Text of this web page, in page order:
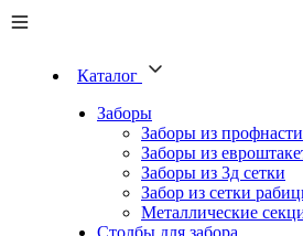
Каталог
Заборы
Заборы из
Заборы из
Заборы из 3д сетки
Забор из сетки
Металлические
Столбы для забора